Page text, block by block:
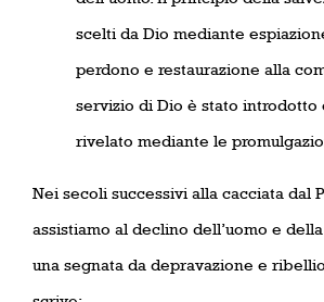
scelti da Dio mediante
perdono e restaurazione alla
servizio di Dio è stato introdotto
rivelato mediante le
Nei secoli successivi alla cacciata dal
assistiamo al declino dell’uomo e
una segnata da depravazione e